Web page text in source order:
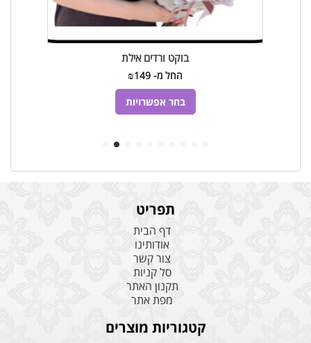
בוקט ורדים אילת
החל מ- ₪149
בחר אפשרויות
למוצר
יש
סוגים.
לבחור
את
בעמוד
המוצר
תפריט
דף הבית
אודותינו
צור קשר
סל קניות
תקנון האתר
מפת אתר
קטגוריות מוצרים